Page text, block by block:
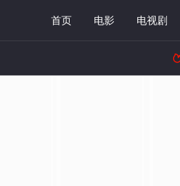
首页 电影 电视剧